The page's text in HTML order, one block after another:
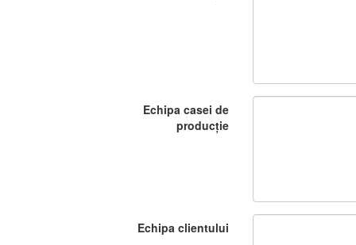
Echipa casei de
producție
Echipa clientului